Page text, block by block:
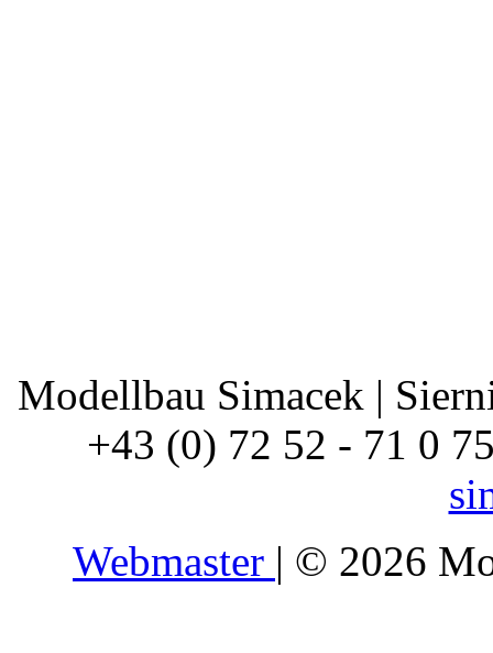
Modellbau Simacek |
+43 (0) 72 52 - 71 0
Webmaster | © 2026